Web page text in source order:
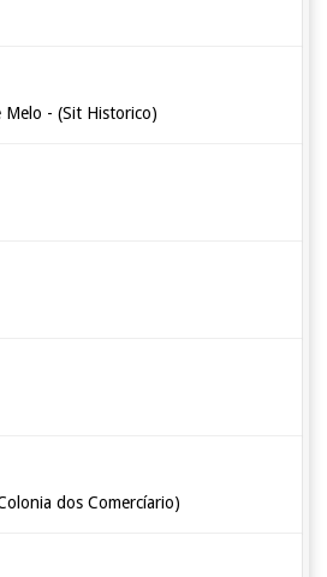
Melo - (Sit Historico)
dos Comercíario)